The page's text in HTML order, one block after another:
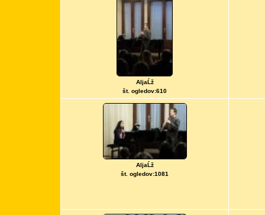
AljaĹž
št. ogledov:610
AljaĹž
št. ogledov:1081